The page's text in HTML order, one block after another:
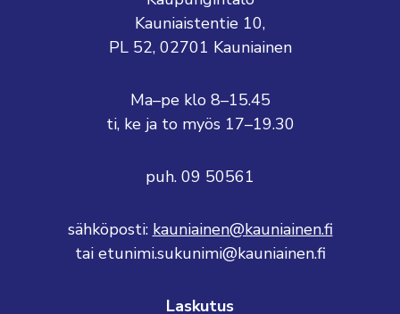
Kauniaistentie 10,
PL 52, 02701 Kauniainen
Ma–pe klo 8–15.45
ti, ke ja to myös 17–19.30
puh. 09 50561
sähköposti: kauniainen@kauniainen.fi
tai etunimi.sukunimi@kauniainen.fi
Laskutus